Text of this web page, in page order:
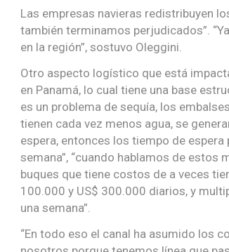
Las empresas navieras redistribuyen
también terminamos perjudicados”.
en la región”, sostuvo Oleggini.
Otro aspecto logístico que está
en Panamá, lo cual tiene una base
es un problema de sequía, los
tienen cada vez menos agua, se
espera, entonces los tiempo de
semana”, “cuando hablamos de estos
buques que tiene costos de a veces
100.000 y US$ 300.000 diarios, y
una semana”.
“En todo eso el canal ha asumido los